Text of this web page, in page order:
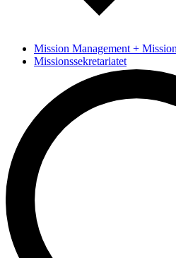
Mission Management +
Missionssekretariatet